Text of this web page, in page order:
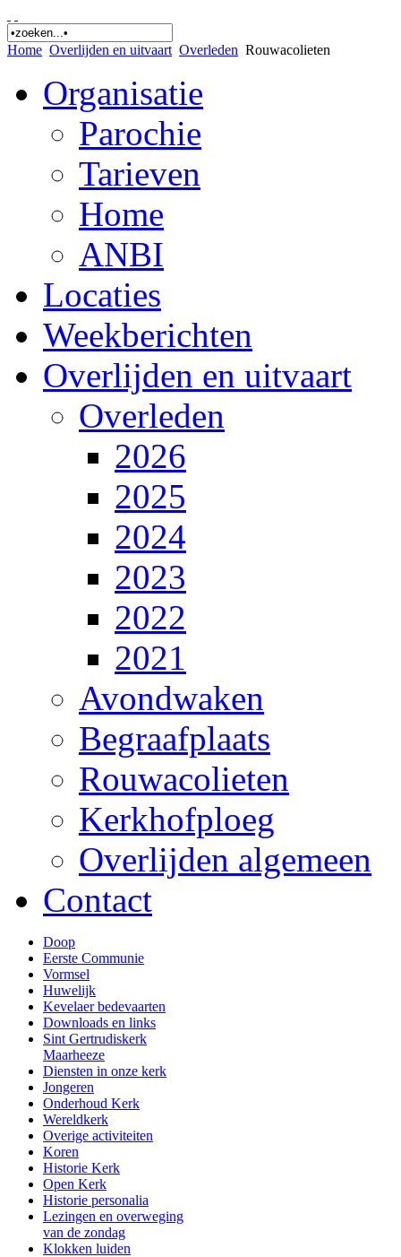
Home Overlijden en uitvaart Overleden Rouwacolieten
Organisatie
Parochie
Tarieven
Home
ANBI
Locaties
Weekberichten
Overlijden en uitvaart
Overleden
2026
2025
2024
2023
2022
2021
Avondwaken
Begraafplaats
Rouwacolieten
Kerkhofploeg
Overlijden algemeen
Contact
Doop
Eerste Communie
Vormsel
Huwelijk
Kevelaer bedevaarten
Downloads en links
Sint Gertrudiskerk
Maarheeze
Diensten in onze kerk
Jongeren
Onderhoud Kerk
Wereldkerk
Overige activiteiten
Koren
Historie Kerk
Open Kerk
Historie personalia
Lezingen en overweging
van de zondag
Klokken luiden